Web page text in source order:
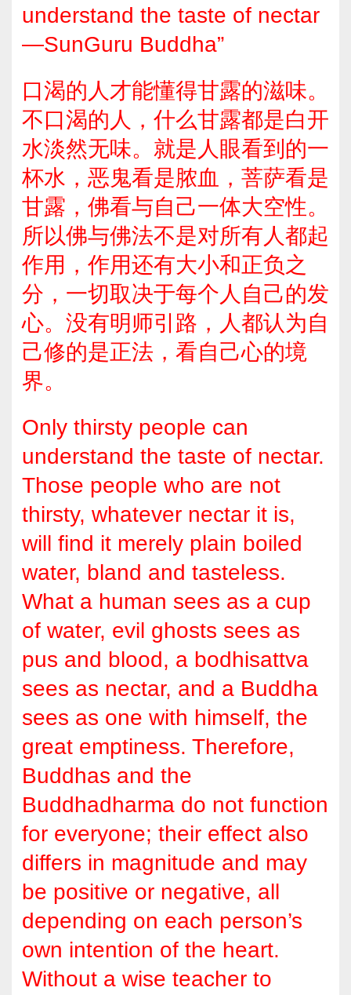
understand the taste of nectar
—SunGuru Buddha”
口渴的人才能懂得甘露的滋味。
不口渴的人，什么甘露都是白开
水淡然无味。就是人眼看到的一
杯水，恶鬼看是脓血，菩萨看是
甘露，佛看与自己一体大空性。
所以佛与佛法不是对所有人都起
作用，作用还有大小和正负之
分，一切取决于每个人自己的发
心。没有明师引路，人都认为自
己修的是正法，看自己心的境
界。
Only thirsty people can
understand the taste of nectar.
Those people who are not
thirsty, whatever nectar it is,
will find it merely plain boiled
water, bland and tasteless.
What a human sees as a cup
of water, evil ghosts sees as
pus and blood, a bodhisattva
sees as nectar, and a Buddha
sees as one with himself, the
great emptiness. Therefore,
Buddhas and the
Buddhadharma do not function
for everyone; their effect also
differs in magnitude and may
be positive or negative, all
depending on each person’s
own intention of the heart.
Without a wise teacher to